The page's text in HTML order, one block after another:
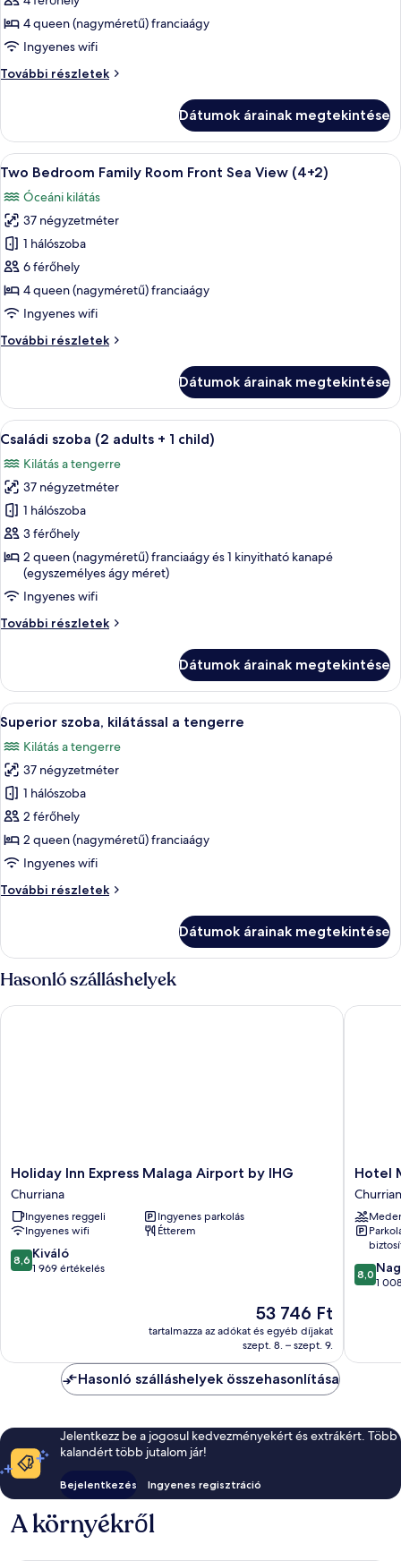
Two
Bedroom
Family
Room
View
4 queen (nagyméretű) franciaágy
Ingyenes wifi
További részletek
Two
Front
Sea
View
részletei
Dátumok árainak megtekintése
A
következő
szoba
összes
képének
megtekintése:
Two
Bedroom
Family
Room
View
(4+2)
Minibár, széf a szobában, íróasztal
5
Two Bedroom Family Room Front Sea View (4+2)
Óceáni kilátás
37 négyzetméter
1 hálószoba
6 férőhely
4 queen (nagyméretű) franciaágy
Ingyenes wifi
További részletek
Two
Front
Sea
View
további
részletei
Dátumok árainak megtekintése
A
következő
szoba
összes
képének
megtekintése:
Családi
szoba
(2
adults
+
child)
Minibár, széf a szobában, íróasztal
4
Családi szoba (2 adults + 1 child)
Kilátás a tengerre
37 négyzetméter
1 hálószoba
3 férőhely
2 queen (nagyméretű) franciaágy és 1 kinyitható kanapé
(egyszemélyes ágy méret)
Ingyenes wifi
További részletek
Családi
+
child)
további
részletei
Dátumok árainak megtekintése
A
következő
szoba
összes
képének
megtekintése:
Superior
szoba,
kilátással
a
Minibár, széf a szobában, íróasztal
10
Superior szoba, kilátással a tengerre
Kilátás a tengerre
37 négyzetméter
1 hálószoba
2 férőhely
2 queen (nagyméretű) franciaágy
Ingyenes wifi
További részletek
Superior
tengerre
további
részletei
Dátumok árainak megtekintése
Hasonló szálláshelyek
Holiday
Inn
Express
Malaga
Airport
by
IHG
Holiday Inn Express Malaga Airport by IHG
Churriana
Ingyenes reggeli
Ingyenes parkolás
Ingyenes wifi
Étterem
8.6
ennyiből:
8,6 Kiváló
1 969 értékelés
Az
ár
53 746 Ft
53 746 Ft
tartalmazza az adókat és egyéb díjakat
szept. 8. – szept. 9.
Holiday Inn Express Malaga Airport by IHG
Hotel
Málaga
Airport
Hotel
8.0
8,0
1
Hotel
Hasonló szálláshelyek összehasonlítása
Jelentkezz be a jogosul kedvezményekért és extrákért. Több
kalandért több jutalom jár!
Bejelentkezés Ingyenes regisztráció
A környékről